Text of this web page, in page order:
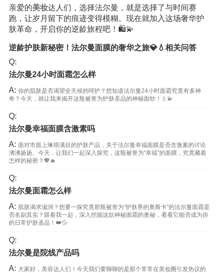
亲爱的美妆达人们，选择法尔曼，就是选择了与时间赛
跑，让岁月留下的痕迹变得模糊。现在就加入这场奢华护
肤革命，开启你的逆龄旅程吧！🛍️💫
逆龄护肤新秘密！法尔曼面膜的奢华之旅💎💧相关问答
Q:
法尔曼24小时面霜怎么样
A: 你的肌肤是否渴望全天候的呵护？想知道法尔曼24小时面霜究竟有多神
奇？今天，就让我来揭开这瓶被誉为护肤圣品的神秘面纱！💧💫
Q:
法尔曼幸福面膜含激素吗
A: 面对市面上琳琅满目的护肤产品，关于法尔曼幸福面膜是否含激素的讨论
沸沸扬扬。今天，让我们一起深入探究，这瓶被誉为“幸福”的面膜，究竟藏着
怎样的秘密？💖🔥
Q:
法尔曼面霜怎么样
A: 肌肤渴求滋润？想要一探究竟那瓶被誉为“护肤界的奥斯卡”的法尔曼面霜是
否名副其实？跟着我一起，深入挖掘这款神秘面霜的奥秘，看看它能否成为你
的日常护肤圣品！👑💦
Q:
法尔曼是院线产品吗
A: 大家好，美容达人们！今天我们要聊聊的是那个常常在美妆圈引发热议的